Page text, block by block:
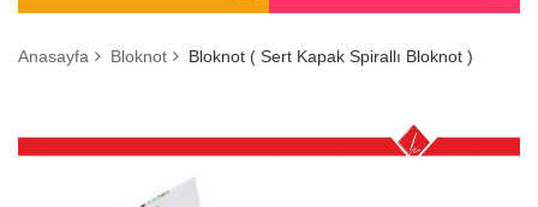
Anasayfa Bloknot Bloknot ( Sert Kapak Spirallı Bloknot )